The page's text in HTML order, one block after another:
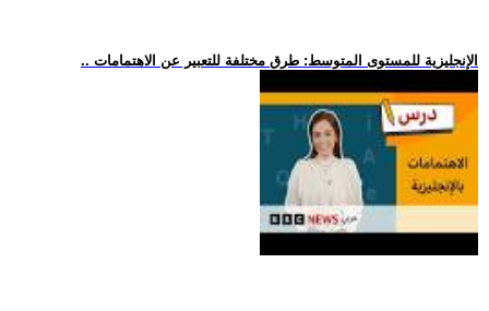
.. الإنجليزية للمستوى المتوسط: طرق مختلفة للتعبير عن الاهتمامات